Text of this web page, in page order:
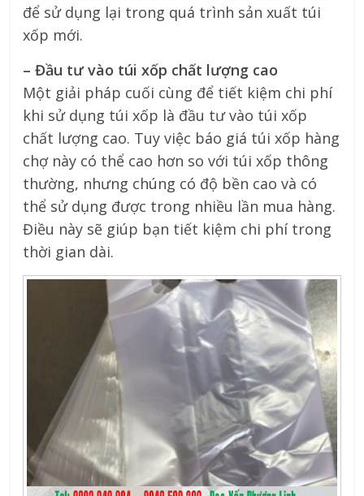
để sử dụng lại trong quá trình sản xuất túi
xốp mới.
– Đầu tư vào túi xốp chất lượng cao
Một giải pháp cuối cùng để tiết kiệm chi phí
khi sử dụng túi xốp là đầu tư vào túi xốp
chất lượng cao. Tuy việc báo giá túi xốp hàng
chợ này có thể cao hơn so với túi xốp thông
thường, nhưng chúng có độ bền cao và có
thể sử dụng được trong nhiều lần mua hàng.
Điều này sẽ giúp bạn tiết kiệm chi phí trong
thời gian dài.